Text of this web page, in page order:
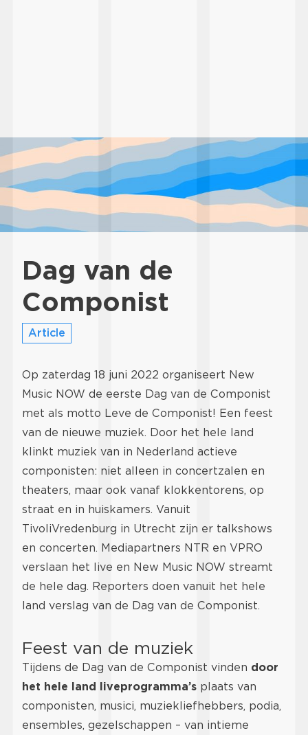
Dag van de
Componist
Article
Op zaterdag 18 juni 2022 organiseert New
Music NOW de eerste Dag van de Componist
met als motto Leve de Componist! Een feest
van de nieuwe muziek. Door het hele land
klinkt muziek van in Nederland actieve
componisten: niet alleen in concertzalen en
theaters, maar ook vanaf klokkentorens, op
straat en in huiskamers. Vanuit
TivoliVredenburg in Utrecht zijn er talkshows
en concerten. Mediapartners NTR en VPRO
verslaan het live en New Music NOW streamt
de hele dag. Reporters doen vanuit het hele
land verslag van de Dag van de Componist.
Feest van de muziek
Tijdens de Dag van de Componist vinden door
het hele land liveprogramma’s plaats van
componisten, musici, muziekliefhebbers, podia,
ensembles, gezelschappen – van intieme